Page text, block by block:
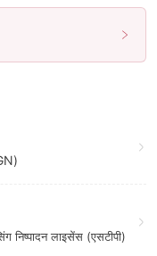
निष्पादन लाइसेंस (एसटीपी)